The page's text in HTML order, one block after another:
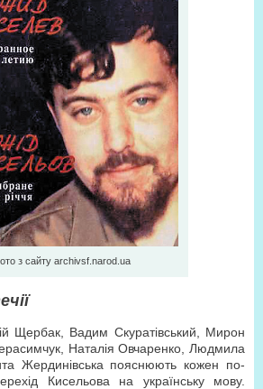
з сайту archivsf.narod.ua
Щербак, Вадим Скуратівський, Мирон
Наталія Овчаренко, Людмила
Жердинівська пояснюють кожен по-
Кисельова на українську мову.